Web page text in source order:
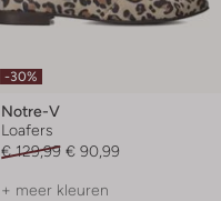
-30%
Notre-V
Loafers
€ 129,99 € 90,99
+ meer kleuren